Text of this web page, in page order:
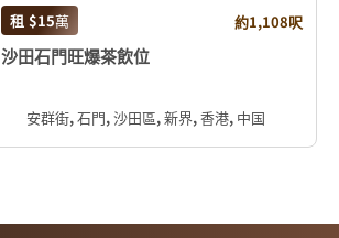
租 $15萬 約1,108呎
沙田石門旺爆茶飲位
安群街, 石門, 沙田區, 新界, 香港, 中国